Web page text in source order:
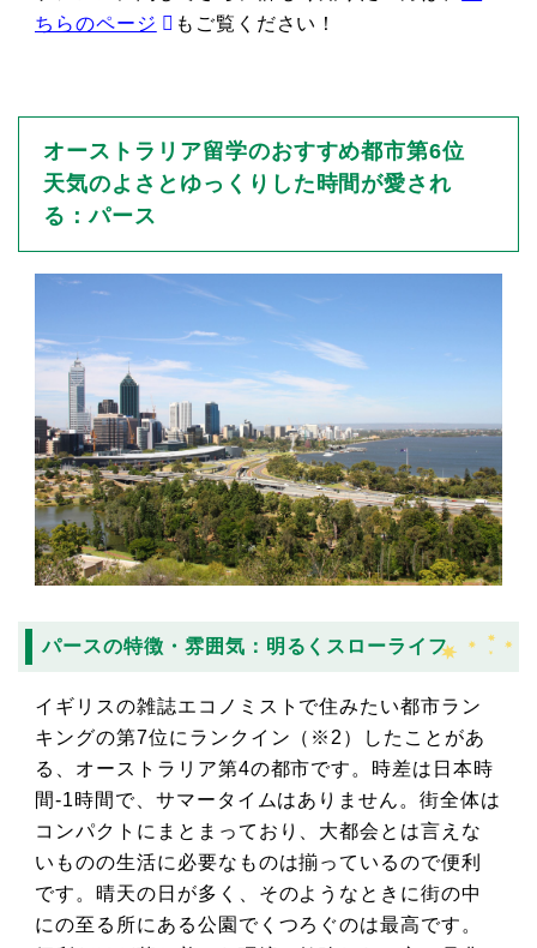
ちらのページ
もご覧ください！
オーストラリア留学のおすすめ都市第6位
天気のよさとゆっくりした時間が愛され
る：パース
パースの特徴・雰囲気：明るくスローライフ
イギリスの雑誌エコノミストで住みたい都市ラン
キングの第7位にランクイン（※2）したことがあ
る、オーストラリア第4の都市です。時差は日本時
間-1時間で、サマータイムはありません。街全体は
コンパクトにまとまっており、大都会とは言えな
いものの生活に必要なものは揃っているので便利
です。晴天の日が多く、そのようなときに街の中
にの至る所にある公園でくつろぐのは最高です。